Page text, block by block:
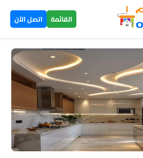
القائمة اتصل الآن